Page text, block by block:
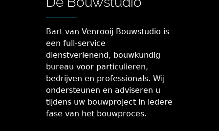
Bart van Venrooij Bouwstudio is
een full-service
dienstverlenend, bouwkundig
bureau voor particulieren,
bedrijven en professionals. Wij
ondersteunen en adviseren u
tijdens uw bouwproject in iedere
fase van het bouwproces.